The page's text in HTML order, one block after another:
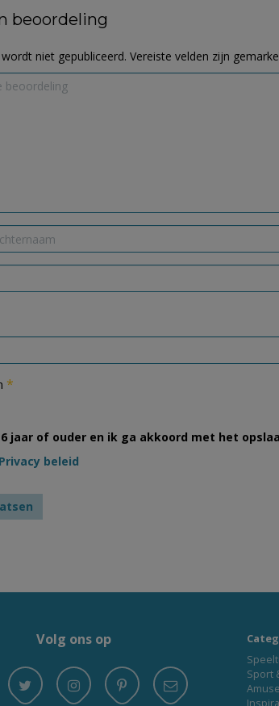
beoordeling
niet gepubliceerd. Vereiste velden zijn
*
jaar of ouder en ik ga akkoord met het
Privacy beleid
Volg ons op
Sport